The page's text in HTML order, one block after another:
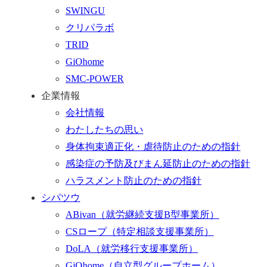
SWINGU
クリパラボ
TRID
GiOhome
SMC-POWER
企業情報
会社情報
わたしたちの思い
身体拘束適正化・虐待防止のための指針
感染症の予防及びまん延防止のための指針
ハラスメント防止のための指針
シパツウ
ABivan （就労継続支援B型事業所）
CSロープ （特定相談支援事業所）
DoLA （就労移行支援事業所）